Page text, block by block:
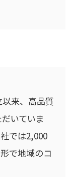
来、高品質
いていま
では2,000
で地域のコ